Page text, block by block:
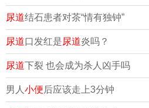
尿道结石患者对茶“情有独钟”
尿道口发红是尿道炎吗？
尿道下裂 也会成为杀人凶手吗
男人 小便后应该走上3分钟